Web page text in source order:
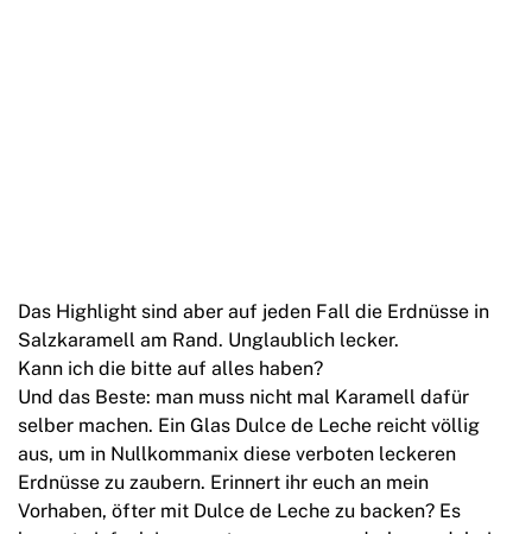
Das Highlight sind aber auf jeden Fall die Erdnüsse in
Salzkaramell am Rand. Unglaublich lecker.
Kann ich die bitte auf alles haben?
Und das Beste: man muss nicht mal Karamell dafür
selber machen. Ein Glas Dulce de Leche reicht völlig
aus, um in Nullkommanix diese verboten leckeren
Erdnüsse zu zaubern. Erinnert ihr euch an mein
Vorhaben, öfter mit Dulce de Leche zu backen? Es